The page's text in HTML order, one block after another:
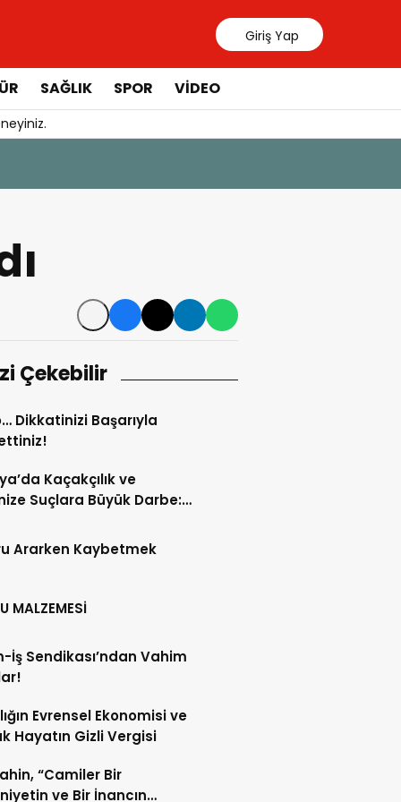
Giriş Yap
SAĞLIK SPOR VIDEO
Çekebilir
Dikkatinizi Başarıyla
Kaçakçılık ve
Suçlara Büyük Darbe:
Ararken Kaybetmek
MALZEMESİ
İş Sendikası’ndan Vahim
Evrensel Ekonomisi ve
Hayatın Gizli Vergisi
“Camiler Bir
ve Bir İnancın